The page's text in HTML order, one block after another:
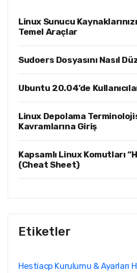
Linux Sunucu
Temel Araçlar
Sudoers Dosyasını Nasıl
Ubuntu 20.04’de
Linux Depolama
Kavramlarına Giriş
Kapsamlı Linux Komutları
(Cheat Sheet)
Etiketler
Hestiacp Kurulumu & Ayarları